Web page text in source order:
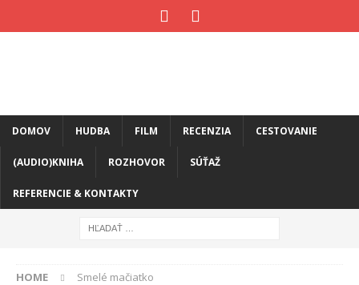
DOMOV HUDBA FILM RECENZIA CESTOVANIE
(AUDIO)KNIHA ROZHOVOR SÚŤAŽ
REFERENCIE & KONTAKTY
HOME Smelé mačiatko